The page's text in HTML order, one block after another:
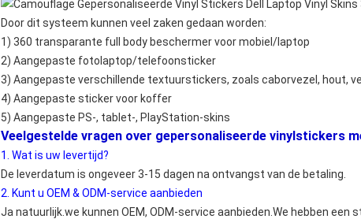
Door dit systeem kunnen veel zaken gedaan worden:
1) 360 transparante full body beschermer voor mobiel/laptop
2) Aangepaste fotolaptop/telefoonsticker
3) Aangepaste verschillende textuurstickers, zoals caborvezel, hout,
4) Aangepaste sticker voor koffer
5) Aangepaste PS-, tablet-, PlayStation-skins
Veelgestelde vragen over gepersonaliseerde vinylstickers
1. Wat is uw levertijd?
De leverdatum is ongeveer 3-15 dagen na ontvangst van de betaling.
2. Kunt u OEM & ODM-service aanbieden
Ja natuurlijk.we kunnen OEM, ODM-service aanbieden.We hebben